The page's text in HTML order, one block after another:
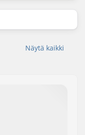
Näytä kaikki